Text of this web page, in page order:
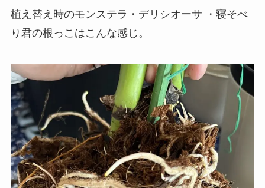
植え替え時のモンステラ・デリシオーサ ・寝そべ
り君の根っこはこんな感じ。